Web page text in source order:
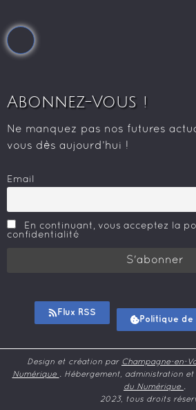
Abonnez-Vous !
Ne manquez pas nos futures
vous dès aujourd’hui !
Email
En continuant, vous acceptez la
confidentialité
Flux RSS
Politique
Design et création par Champagne-en-
Numérique . Hébergement, administration
du Numérique .
2023, tous droits